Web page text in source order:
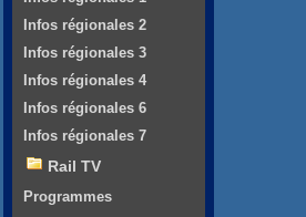
Infos régionales 2
Infos régionales 3
Infos régionales 4
Infos régionales 6
Infos régionales 7
Rail TV
Programmes